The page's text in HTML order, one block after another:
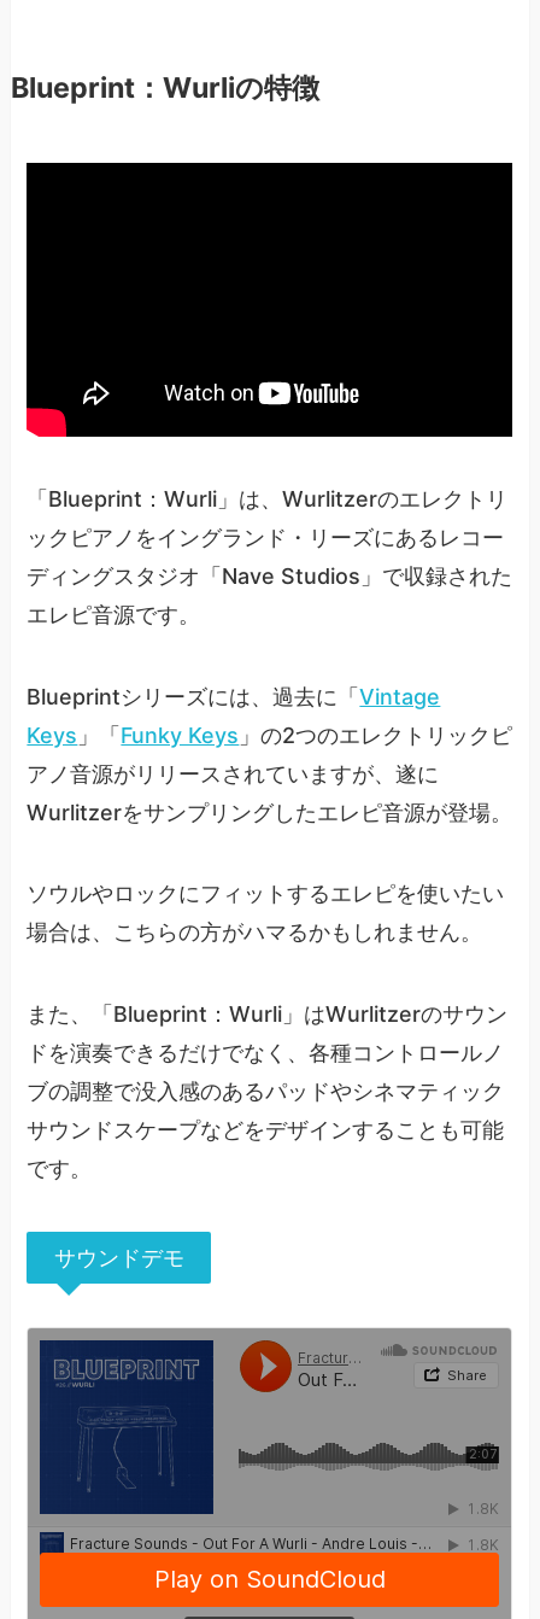
Blueprint：Wurliの特徴
「Blueprint：Wurli」は、Wurlitzerのエレクトリ
ックピアノをイングランド・リーズにあるレコー
ディングスタジオ「Nave Studios」で収録された
エレピ音源です。
Blueprintシリーズには、過去に「Vintage
Keys 」「Funky Keys 」の2つのエレクトリックピ
アノ音源がリリースされていますが、遂に
Wurlitzerをサンプリングしたエレピ音源が登場。
ソウルやロックにフィットするエレピを使いたい
場合は、こちらの方がハマるかもしれません。
また、「Blueprint：Wurli」はWurlitzerのサウン
ドを演奏できるだけでなく、各種コントロールノ
ブの調整で没入感のあるパッドやシネマティック
サウンドスケープなどをデザインすることも可能
です。
サウンドデモ